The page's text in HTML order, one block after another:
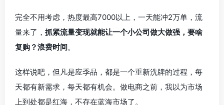
完全不用考虑，热度最高7000以上，一天能冲2万单，流
量来了， 抓紧流量变现就能让一个小公司做大做强，要啥
复购？浪费时间。
这样说吧，但凡是应季品，都是一个重新洗牌的过程，每
天都有新需求，每天都有机会。做电商之前，我以为市场
上到处都是红海，不存在蓝海市场了。